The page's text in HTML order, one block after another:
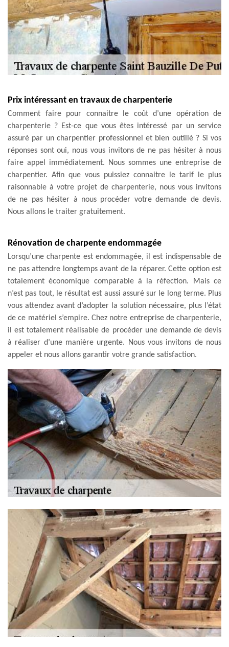
Prix intéressant en travaux de charpenterie
Comment faire pour connaitre le coût d’une opération de
charpenterie ? Est-ce que vous êtes intéressé par un service
assuré par un charpentier professionnel et bien outillé ? Si vos
réponses sont oui, nous vous invitons de ne pas hésiter à nous
faire appel immédiatement. Nous sommes une entreprise de
charpentier. Afin que vous puissiez connaitre le tarif le plus
raisonnable à votre projet de charpenterie, nous vous invitons
de ne pas hésiter à nous procéder votre demande de devis.
Nous allons le traiter gratuitement.
Rénovation de charpente endommagée
Lorsqu’une charpente est endommagée, il est indispensable de
ne pas attendre longtemps avant de la réparer. Cette option est
totalement économique comparable à la réfection. Mais ce
n’est pas tout, le résultat est aussi assuré sur le long terme. Plus
vous attendez avant d’adopter la solution nécessaire, plus l’état
de ce matériel s’empire. Chez notre entreprise de charpenterie,
il est totalement réalisable de procéder une demande de devis
à réaliser d’une manière urgente. Nous vous invitons de nous
appeler et nous allons garantir votre grande satisfaction.